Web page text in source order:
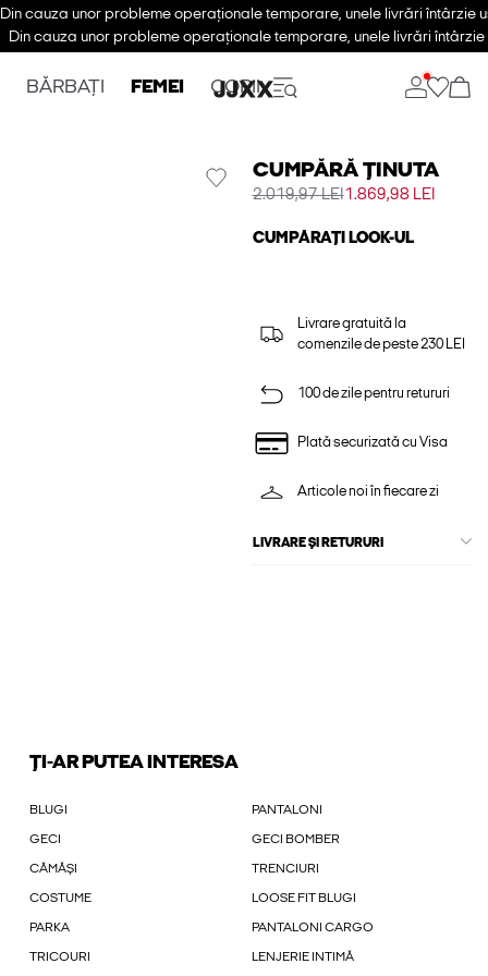
Din cauza unor probleme operaționale temporare, unele livrări întârzie
Din cauza unor probleme operaționale temporare, unele livrări
BĂRBAȚI FEMEI COPII
CUMPĂRĂ ȚINUTA
2.019,97 LEI1.869,98 LEI
CUMPĂRAȚI LOOK-UL
Livrare gratuită la
comenzile de peste 230 LEI
100 de zile pentru retururi
Plată securizată cu Visa
Articole noi în fiecare zi
LIVRARE ȘI RETURURI
ȚI-AR PUTEA INTERESA
BLUGI PANTALONI
GECI GECI BOMBER
CĂMĂȘI TRENCIURI
COSTUME LOOSE FIT BLUGI
PARKA PANTALONI CARGO
TRICOURI LENJERIE INTIMĂ